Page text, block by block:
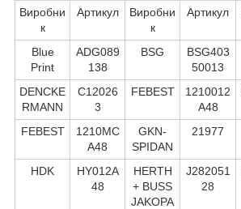
Виробни
к
Артикул
Виробни
к
Артикул
Blue
Print
ADG089
138
BSG
BSG403
50013
DENCKE
RMANN
C12026
3
FEBEST
1210012
A48
FEBEST
1210MC
A48
GKN-
SPIDAN
21977
HDK
HY012A
48
HERTH
+ BUSS
JAKOPA
J282051
28